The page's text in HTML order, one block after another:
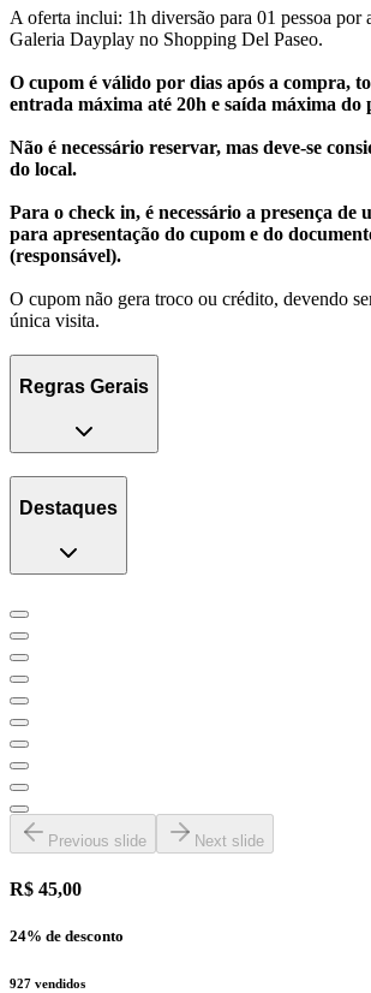
A oferta inclui: 1h diversão para 01 pessoa por
Galeria Dayplay no Shopping Del Paseo.
O cupom é válido por dias após a compra,
entrada máxima até 20h e saída máxima do
Não é necessário reservar, mas deve-se
do local.
Para o check in, é necessário a presença de
para apresentação do cupom e do
(responsável).
O cupom não gera troco ou crédito, devendo
única visita.
Regras Gerais
Destaques
Previous slide Next slide
R$ 45,00
24% de desconto
927 vendidos